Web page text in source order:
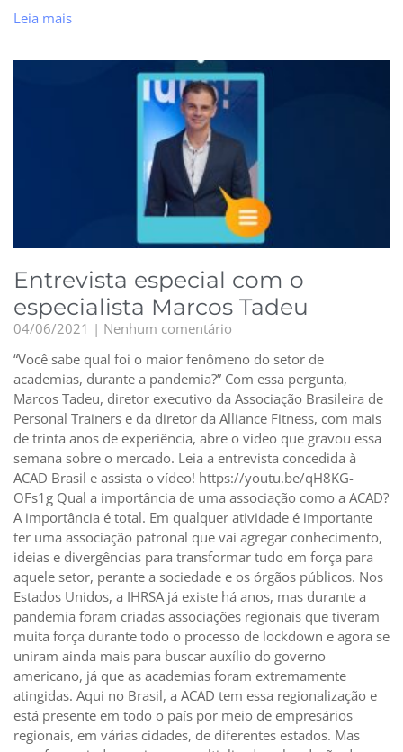
Leia mais
Entrevista especial com o
especialista Marcos Tadeu
04/06/2021
Nenhum comentário
“Você sabe qual foi o maior fenômeno do setor de
academias, durante a pandemia?” Com essa pergunta,
Marcos Tadeu, diretor executivo da Associação Brasileira de
Personal Trainers e da diretor da Alliance Fitness, com mais
de trinta anos de experiência, abre o vídeo que gravou essa
semana sobre o mercado. Leia a entrevista concedida à
ACAD Brasil e assista o vídeo! https://youtu.be/qH8KG-
OFs1g Qual a importância de uma associação como a ACAD?
A importância é total. Em qualquer atividade é importante
ter uma associação patronal que vai agregar conhecimento,
ideias e divergências para transformar tudo em força para
aquele setor, perante a sociedade e os órgãos públicos. Nos
Estados Unidos, a IHRSA já existe há anos, mas durante a
pandemia foram criadas associações regionais que tiveram
muita força durante todo o processo de lockdown e agora se
uniram ainda mais para buscar auxílio do governo
americano, já que as academias foram extremamente
atingidas. Aqui no Brasil, a ACAD tem essa regionalização e
está presente em todo o país por meio de empresários
regionais, em várias cidades, de diferentes estados. Mas